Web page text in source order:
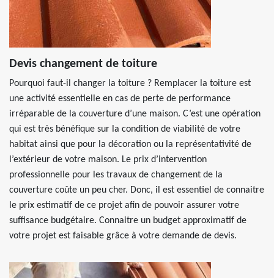
Devis changement de toiture
Pourquoi faut-il changer la toiture ? Remplacer la toiture est
une activité essentielle en cas de perte de performance
irréparable de la couverture d’une maison. C’est une opération
qui est très bénéfique sur la condition de viabilité de votre
habitat ainsi que pour la décoration ou la représentativité de
l’extérieur de votre maison. Le prix d’intervention
professionnelle pour les travaux de changement de la
couverture coûte un peu cher. Donc, il est essentiel de connaitre
le prix estimatif de ce projet afin de pouvoir assurer votre
suffisance budgétaire. Connaitre un budget approximatif de
votre projet est faisable grâce à votre demande de devis.